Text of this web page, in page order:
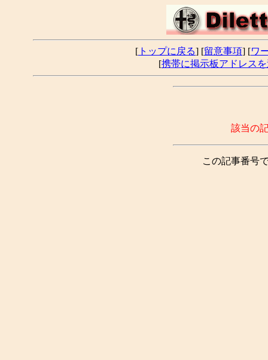
[ トップに戻る] [留意事項] [ワ
[携帯に掲示板アドレス
該当の
この記事番号